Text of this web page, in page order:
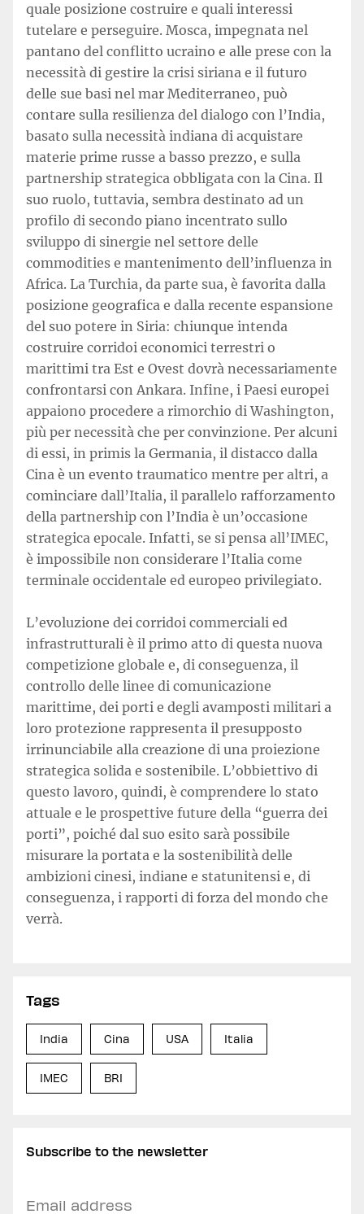
quale posizione costruire e quali interessi
tutelare e perseguire. Mosca, impegnata nel
pantano del conflitto ucraino e alle prese con la
necessità di gestire la crisi siriana e il futuro
delle sue basi nel mar Mediterraneo, può
contare sulla resilienza del dialogo con l’India,
basato sulla necessità indiana di acquistare
materie prime russe a basso prezzo, e sulla
partnership strategica obbligata con la Cina. Il
suo ruolo, tuttavia, sembra destinato ad un
profilo di secondo piano incentrato sullo
sviluppo di sinergie nel settore delle
commodities e mantenimento dell’influenza in
Africa. La Turchia, da parte sua, è favorita dalla
posizione geografica e dalla recente espansione
del suo potere in Siria: chiunque intenda
costruire corridoi economici terrestri o
marittimi tra Est e Ovest dovrà necessariamente
confrontarsi con Ankara. Infine, i Paesi europei
appaiono procedere a rimorchio di Washington,
più per necessità che per convinzione. Per alcuni
di essi, in primis la Germania, il distacco dalla
Cina è un evento traumatico mentre per altri, a
cominciare dall’Italia, il parallelo rafforzamento
della partnership con l’India è un’occasione
strategica epocale. Infatti, se si pensa all’IMEC,
è impossibile non considerare l’Italia come
terminale occidentale ed europeo privilegiato.
L’evoluzione dei corridoi commerciali ed
infrastrutturali è il primo atto di questa nuova
competizione globale e, di conseguenza, il
controllo delle linee di comunicazione
marittime, dei porti e degli avamposti militari a
loro protezione rappresenta il presupposto
irrinunciabile alla creazione di una proiezione
strategica solida e sostenibile. L’obbiettivo di
questo lavoro, quindi, è comprendere lo stato
attuale e le prospettive future della “guerra dei
porti”, poiché dal suo esito sarà possibile
misurare la portata e la sostenibilità delle
ambizioni cinesi, indiane e statunitensi e, di
conseguenza, i rapporti di forza del mondo che
verrà.
Tags
India Cina USA Italia
IMEC BRI
Subscribe to the newsletter